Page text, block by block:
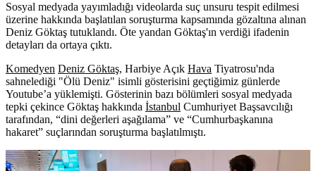
Sosyal medyada yayımladığı videolarda suç unsuru tespit edilmesi
üzerine hakkında başlatılan soruşturma kapsamında gözaltına alınan
Deniz Göktaş tutuklandı. Öte yandan Göktaş'ın verdiği ifadenin
detayları da ortaya çıktı.
Komedyen Deniz Göktaş, Harbiye Açık Hava Tiyatrosu'nda
sahnelediği "Ölü Deniz" isimli gösterisini geçtiğimiz günlerde
Youtube’a yüklemişti. Gösterinin bazı bölümleri sosyal medyada
tepki çekince Göktaş hakkında İstanbul Cumhuriyet Başsavcılığı
tarafından, “dini değerleri aşağılama” ve “Cumhurbaşkanına
hakaret” suçlarından soruşturma başlatılmıştı.